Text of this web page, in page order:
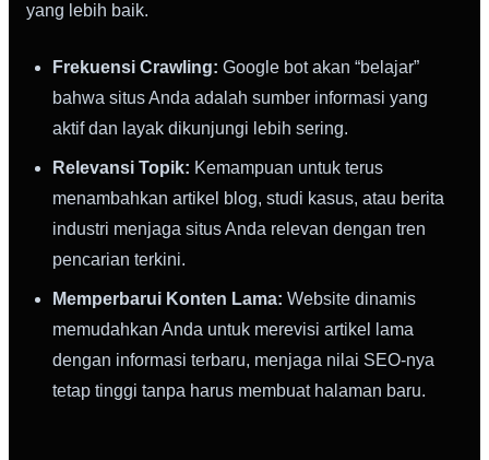
yang lebih baik.
Frekuensi Crawling: Google bot akan “belajar”
bahwa situs Anda adalah sumber informasi yang
aktif dan layak dikunjungi lebih sering.
Relevansi Topik: Kemampuan untuk terus
menambahkan artikel blog, studi kasus, atau berita
industri menjaga situs Anda relevan dengan tren
pencarian terkini.
Memperbarui Konten Lama: Website dinamis
memudahkan Anda untuk merevisi artikel lama
dengan informasi terbaru, menjaga nilai SEO-nya
tetap tinggi tanpa harus membuat halaman baru.